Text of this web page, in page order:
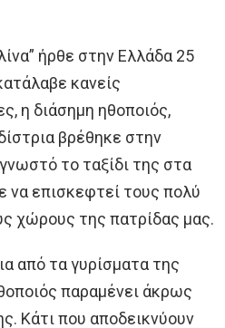
ήρθε στην Ελλάδα 25
κανείς
η διάσημη ηθοποιός,
βρέθηκε στην
το ταξίδι της στα
επισκεφτεί τους πολύ
χώρους της πατρίδας μας.
από τα γυρίσματα της
παραμένει άκρως
Κάτι που αποδεικνύουν